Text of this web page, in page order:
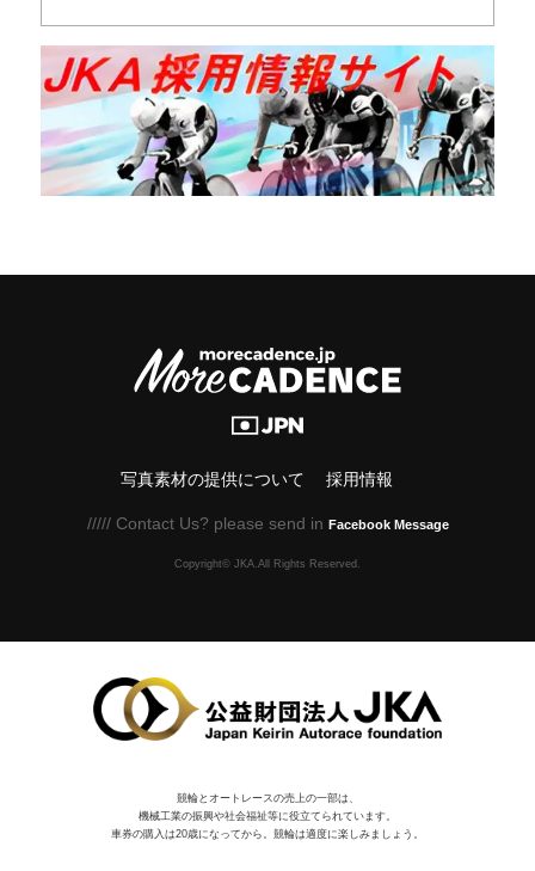
写真素材の提供について 採用情報
///// Contact Us? please send in Facebook Message
Copyright© JKA.All Rights Reserved.
競輪とオートレースの売上の一部は、
機械⼯業の振興や社会福祉等に役⽴てられています。
車券の購入は20歳になってから。競輪は適度に楽しみましょう。